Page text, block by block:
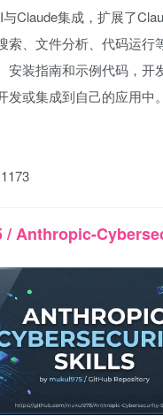
Claude集成，扩展了
索、文件分析、代码运行
安装指南和示例代码，开
发或集成到自己的应用中。
1173
/ Anthropic-